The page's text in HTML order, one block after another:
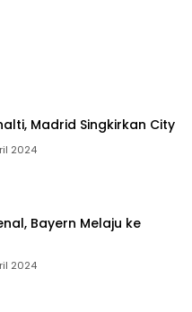
Madrid Singkirkan City
2024
Melaju ke
2024